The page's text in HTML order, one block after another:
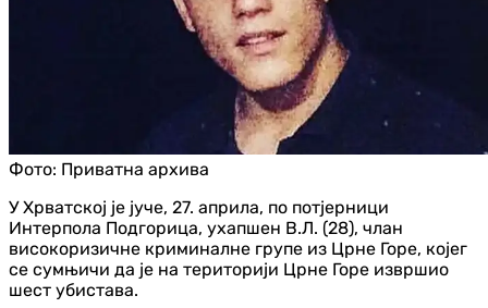
Фото: Приватна архива
У Хрватској је јуче, 27. априла, по потјерници
Интерпола Подгорица, ухапшен В.Л. (28), члан
високоризичне криминалне групе из Црне Горе, којег
се сумњичи да је на територији Црне Горе извршио
шест убистава.